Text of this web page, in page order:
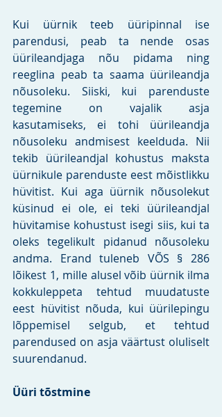
Kui üürnik teeb üüripinnal ise
parendusi, peab ta nende osas
üürileandjaga nõu pidama ning
reeglina peab ta saama üürileandja
nõusoleku. Siiski, kui parenduste
tegemine on vajalik asja
kasutamiseks, ei tohi üürileandja
nõusoleku andmisest keelduda. Nii
tekib üürileandjal kohustus maksta
üürnikule parenduste eest mõistlikku
hüvitist. Kui aga üürnik nõusolekut
küsinud ei ole, ei teki üürileandjal
hüvitamise kohustust isegi siis, kui ta
oleks tegelikult pidanud nõusoleku
andma. Erand tuleneb VÕS § 286
lõikest 1, mille alusel võib üürnik ilma
kokkuleppeta tehtud muudatuste
eest hüvitist nõuda, kui üürilepingu
lõppemisel selgub, et tehtud
parendused on asja väärtust oluliselt
suurendanud.
Üüri tõstmine